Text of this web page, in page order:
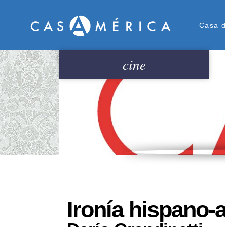
Casa
cine
Ironía hispano-